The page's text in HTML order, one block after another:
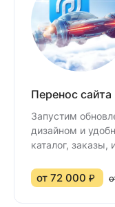
Перенос
Запустим
дизайном и
каталог, заказы,
от 72 000 ₽